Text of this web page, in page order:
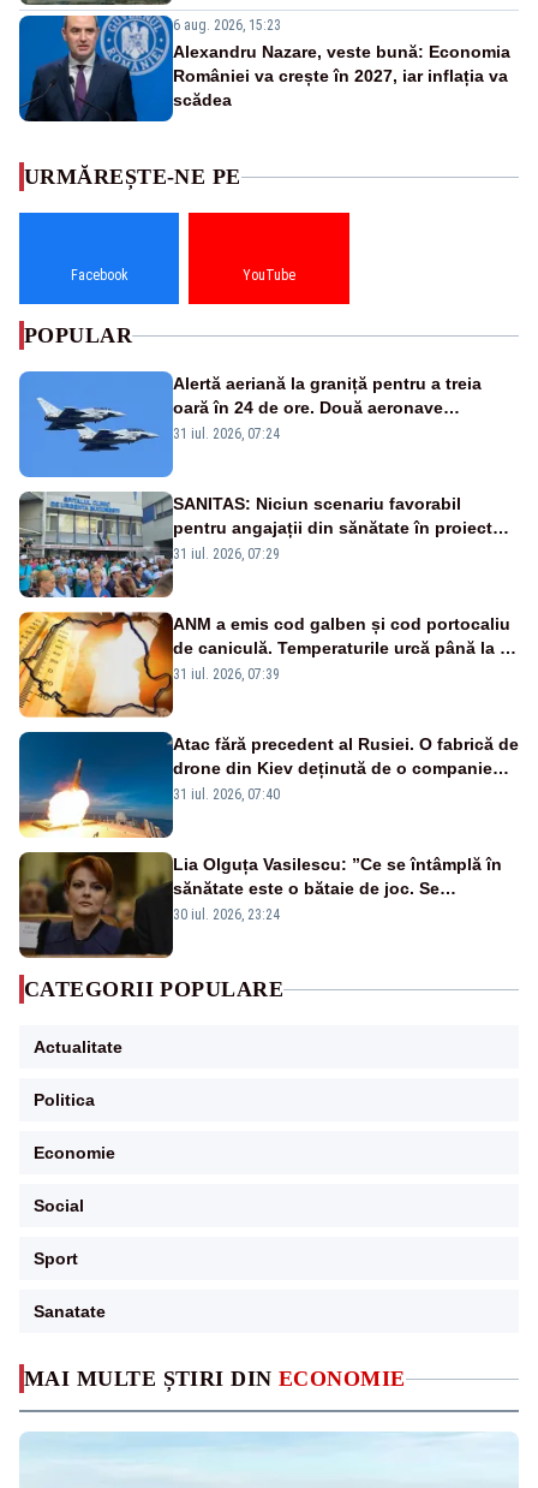
6 aug. 2026, 15:23
Alexandru Nazare, veste bună: Economia
României va crește în 2027, iar inflația va
scădea
MAI MULTE ȘTIRI DIN ECONOMIE
URMĂREȘTE-NE PE
Facebook YouTube
POPULAR
Alertă aeriană la graniță pentru a treia
oară în 24 de ore. Două aeronave
Eurofighter britanice au fost ridicate de la
31 iul. 2026, 07:24
SANITAS: Niciun scenariu favorabil
pentru angajații din sănătate în proiectul
Legii salarizării
31 iul. 2026, 07:29
ANM a emis cod galben și cod portocaliu
de caniculă. Temperaturile urcă până la 38
de grade, iar nopțile devin tropicale
31 iul. 2026, 07:39
Atac fără precedent al Rusiei. O fabrică de
drone din Kiev deținută de o companie
americană, distrusă de o rachetă
31 iul. 2026, 07:40
Lia Olguța Vasilescu: ”Ce se întâmplă în
sănătate este o bătaie de joc. Se
guvernează extraordinar de prost”
30 iul. 2026, 23:24
CATEGORII POPULARE
Actualitate
Politica
Economie
Social
Sport
Sanatate